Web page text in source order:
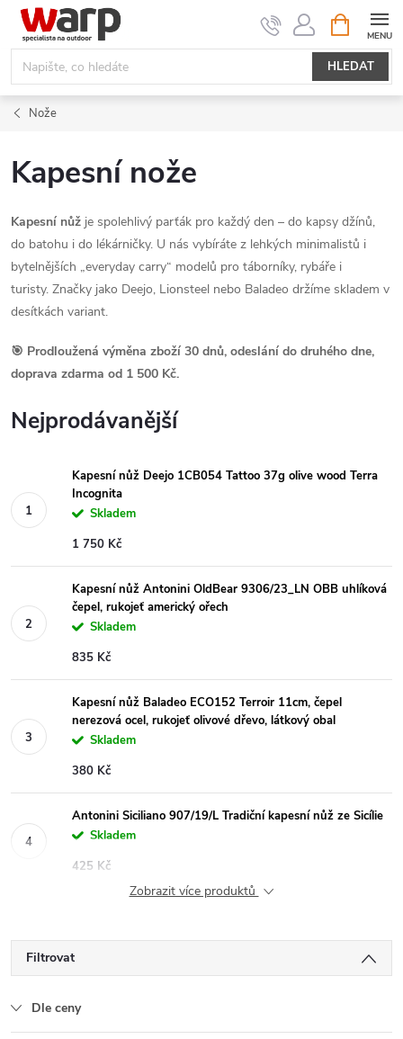
Přejít
obsah
HLEDAT
NÁKUPNÍ
KOŠÍK
Nože
Kapesní nože
Kapesní nůž je spolehlivý parťák pro každý den – do kapsy džínů,
do batohu i do lékárničky. U nás vybíráte z lehkých minimalistů i
bytelnějších „everyday carry“ modelů pro táborníky, rybáře i
turisty. Značky jako Deejo, Lionsteel nebo Baladeo držíme skladem v
desítkách variant.
🎯 Prodloužená výměna zboží 30 dnů, odeslání do druhého dne,
doprava zdarma od 1 500 Kč.
Nejprodávanější
Kapesní nůž Deejo 1CB054 Tattoo 37g olive wood Terra
Incognita
Skladem
1 750 Kč
Kapesní nůž Antonini OldBear 9306/23_LN OBB uhlíková
čepel, rukojeť americký ořech
Skladem
835 Kč
Kapesní nůž Baladeo ECO152 Terroir 11cm, čepel
nerezová ocel, rukojeť olivové dřevo, látkový obal
Skladem
380 Kč
Antonini Siciliano 907/19/L Tradiční kapesní nůž ze Sicílie
Skladem
425 Kč
Zobrazit více produktů
Filtrovat
Dle ceny